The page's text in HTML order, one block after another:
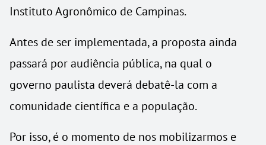
Instituto Agronômico de Campinas.
Antes de ser implementada, a proposta ainda
passará por audiência pública, na qual o
governo paulista deverá debatê-la com a
comunidade científica e a população.
Por isso, é o momento de nos mobilizarmos e